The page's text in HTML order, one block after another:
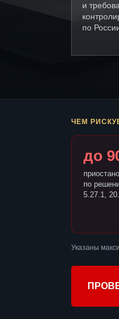
и
по
ЧЕМ
до
по
5.27.1,
Указаны